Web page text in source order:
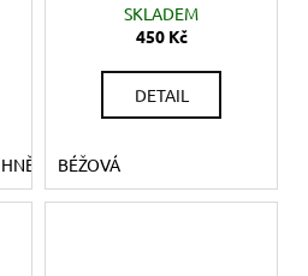
HNĚDÁ MENTOL
SKLADEM
450 Kč
DETAIL
BÉŽOVÁ